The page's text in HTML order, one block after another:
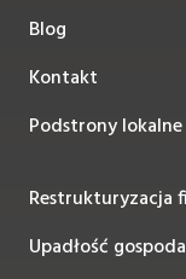
Blog
Kontakt
Podstrony lokalne
Restrukturyzacja
Upadłość